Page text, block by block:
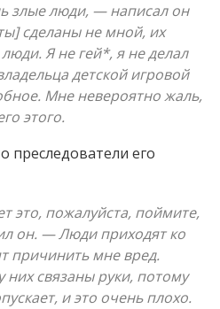
злые люди, — написал он
сделаны не мной, их
Я не гей*, я не делал
детской игровой
Мне невероятно жаль,
этого.
преследователи его
это, пожалуйста, поймите,
он. — Люди приходят ко
причинить мне вред.
них связаны руки, потому
и это очень плохо.